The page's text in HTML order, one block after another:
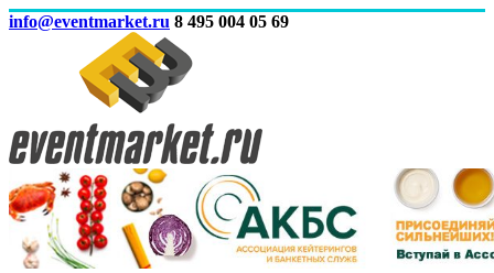
info@eventmarket.ru 8 495 004 05 69